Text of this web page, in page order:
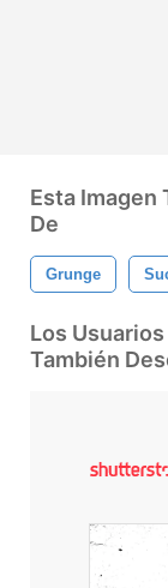
Esta Imagen
De
Grunge
Los
También